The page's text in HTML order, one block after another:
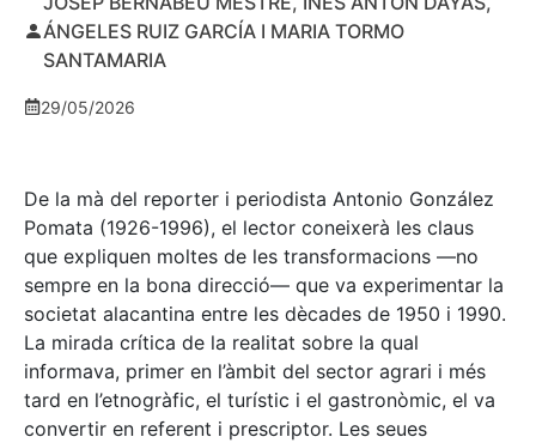
ÁNGELES RUIZ GARCÍA I MARIA TORMO
SANTAMARIA
29/05/2026
De la mà del reporter i periodista Antonio González
Pomata (1926-1996), el lector coneixerà les claus
que expliquen moltes de les transformacions —no
sempre en la bona direcció— que va experimentar la
societat alacantina entre les dècades de 1950 i 1990.
La mirada crítica de la realitat sobre la qual
informava, primer en l’àmbit del sector agrari i més
tard en l’etnogràfic, el turístic i el gastronòmic, el va
convertir en referent i prescriptor. Les seues